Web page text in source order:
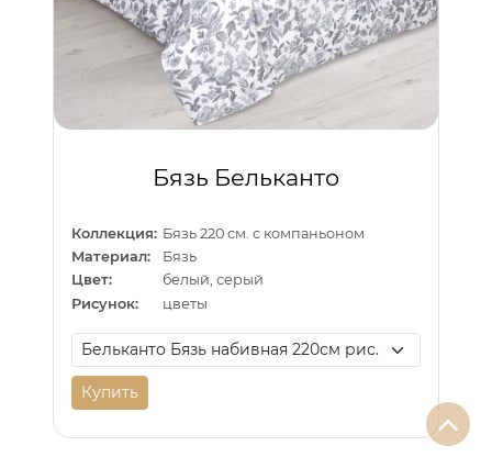
Бязь Бельканто
Коллекция: Бязь 220 см. с компаньоном
Материал:
Бязь
Цвет:
белый, серый
Рисунок:
цветы
Купить